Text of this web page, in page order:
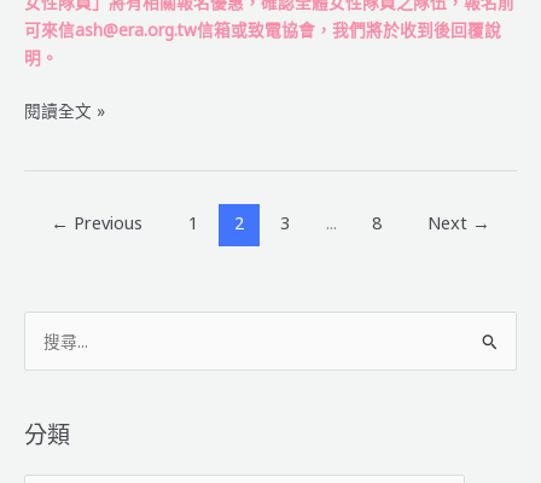
可來信ash@era.org.tw信箱或致電協會，我們將於收到後回覆說
明。
2020-
賽
報
閱讀全文 »
← Previous 1 2 3 ... 8 Next →
鍵
分類